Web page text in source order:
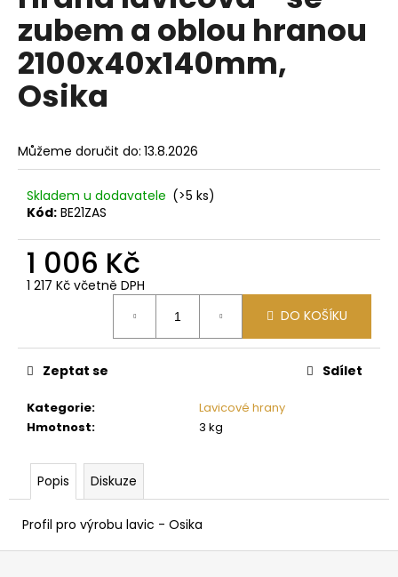
z
5
hvězdiček.
zubem a oblou hranou
2100x40x140mm,
Osika
Můžeme doručit do: 13.8.2026
Skladem u dodavatele (>5 ks)
Kód: BE21ZAS
1 006 Kč
1 217 Kč včetně DPH
DO KOŠÍKU
Kategorie:
Lavicové hrany
Hmotnost: 3 kg
Zeptat se Sdílet
Popis Diskuze
Profil pro výrobu lavic - Osika
a
j
í
t
?
HLEDAT
D
o
u
č
u
e
PARAFÍNOVÝ
Z